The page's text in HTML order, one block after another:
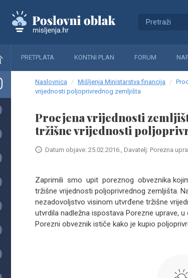
PRETPLATA KONTNI PLAN FORUM
Naslovnica Mišljenja Ministarstva financija
vrijednosti poljoprivrednog zemljišta
Procjena vrijednosti
tržišne vrijednosti
Datum objave: 25.02.2016., Davatelj: Porezna
Zaprimili smo upit poreznog obveznika
tržišne vrijednosti poljoprivrednog zemljišta.
nezadovoljstvo visinom utvrđene tržišne
utvrdila nadležna ispostava Porezne uprave,
Porezni obveznik ističe kako je kupio